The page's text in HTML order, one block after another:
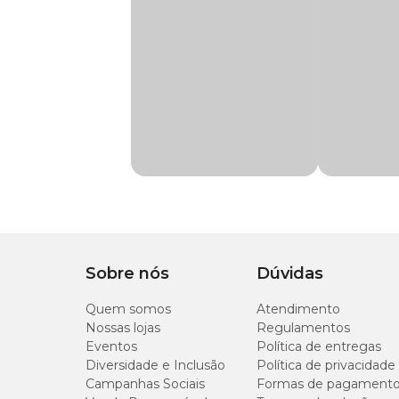
Principais Benefícios
Melhora a absorção de nutrientes
Contribui para saúde digestiva
Pode ser utilizado em todas as fases da vida
Tabletes mastigáveis fáceis de administrar
Uso diário prático
Sobre nós
Quem somos
Nossas lojas
Eventos
Diversidade e Inclusão
Campanhas Sociais
Dúvidas
Atendimento
Regulamentos
Política de entregas
Política de privacidade
Formas de pagamento